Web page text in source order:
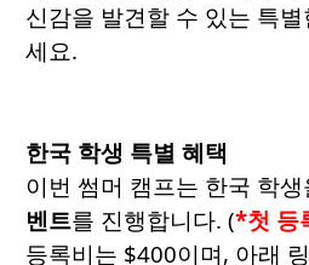
신감을 발견할 수 있는 특
세요.
한국 학생 특별 혜택
이번 썸머 캠프는 한국 학생
벤트를 진행합니다. (*첫 등
등록비는 $400이며, 아래